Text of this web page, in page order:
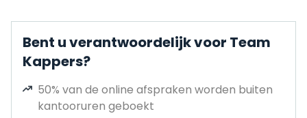
Bent u verantwoordelijk voor Team
Kappers?
50% van de online afspraken worden buiten
kantooruren geboekt